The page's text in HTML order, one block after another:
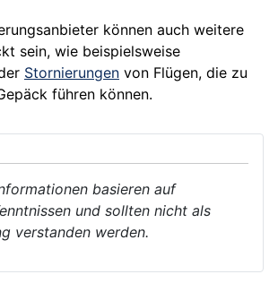
können auch weitere
sein, wie beispielsweise
Stornierungen von Flügen, die zu
führen können.
basieren auf
und sollten nicht als
verstanden werden.